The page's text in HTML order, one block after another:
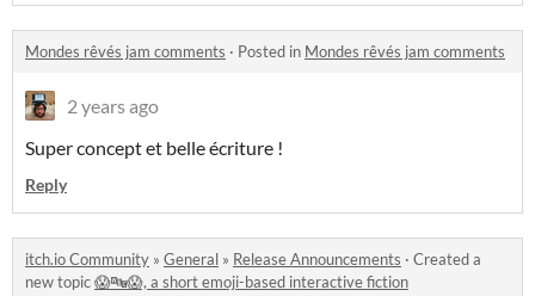
Mondes rêvés jam comments · Posted in Mondes rêvés jam comments
2 years ago
Super concept et belle écriture !
Reply
itch.io Community » General » Release Announcements · Created a
new topic😱🔤😱, a short emoji-based interactive fiction